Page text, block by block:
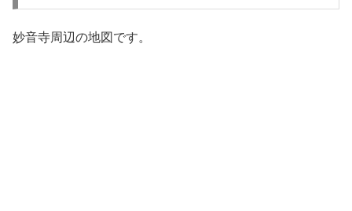
妙音寺周辺の地図です。